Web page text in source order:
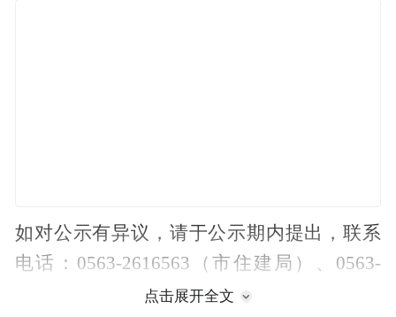
如对公示有异议，请于公示期内提出，联系
电话：0563-2616563（市住建局）、0563-
3010256（市人社局）。
点击展开全文